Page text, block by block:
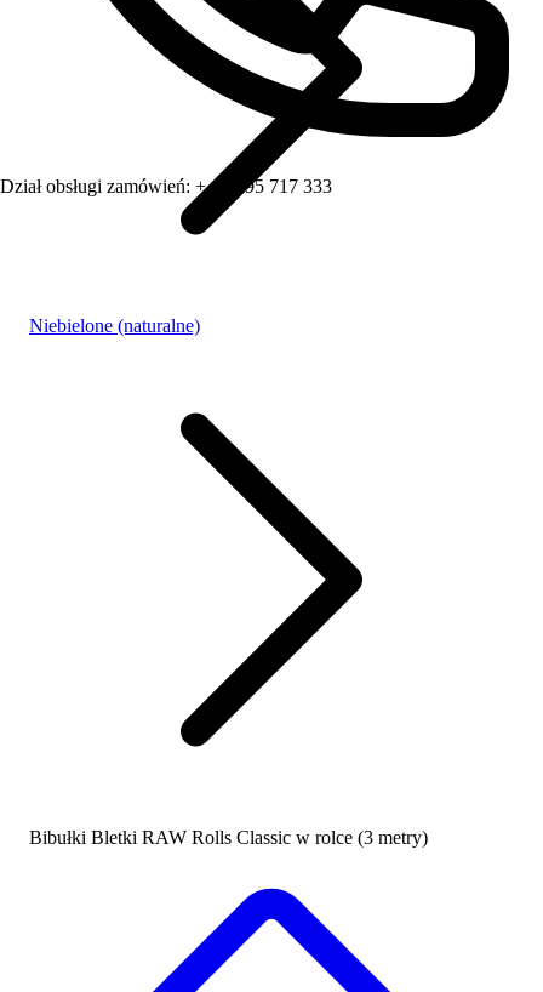
Dział obsługi zamówień: + 48 795 717 333
Niebielone (naturalne)
Bibułki Bletki RAW Rolls Classic w rolce (3 metry)